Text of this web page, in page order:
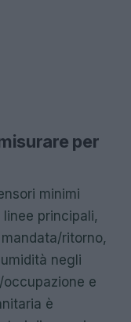
per
minimi
linee principali,
ritorno,
negli
occupazione e
è